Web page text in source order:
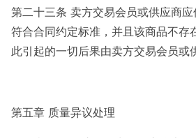
第二十三条 卖方交易会员或供应商
符合合同约定标准，并且该商品不存
此引起的一切后果由卖方交易会员或
第五章 质量异议处理